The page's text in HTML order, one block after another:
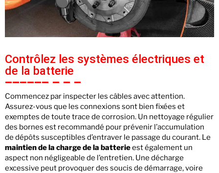
Contrôlez les systèmes électriques et
de la batterie
Commencez par inspecter les câbles avec attention.
Assurez-vous que les connexions sont bien fixées et
exemptes de toute trace de corrosion. Un nettoyage régulier
des bornes est recommandé pour prévenir l’accumulation
de dépôts susceptibles d’entraver le passage du courant. Le
maintien de la charge de la batterieest également un
aspect non négligeable de l’entretien. Une décharge
excessive peut provoquer des soucis de démarrage, voire